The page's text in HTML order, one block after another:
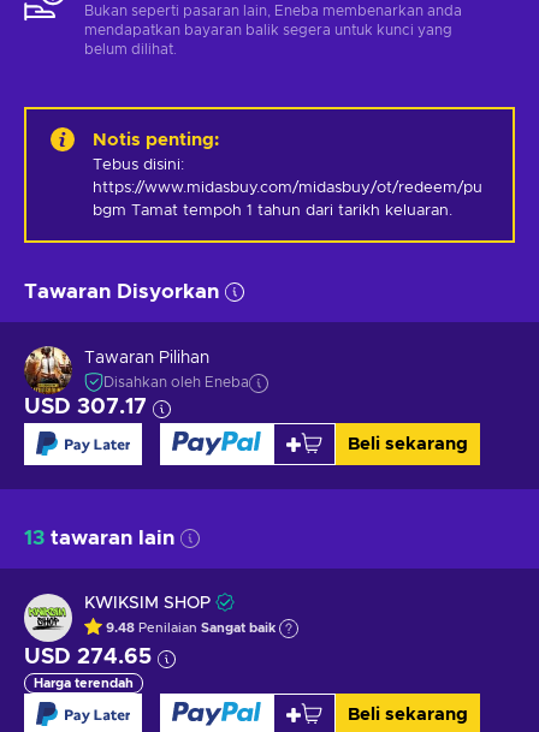
Bukan seperti pasaran lain, Eneba membenarkan anda
mendapatkan bayaran balik segera untuk kunci yang
belum dilihat.
Notis penting:
Tebus disini:
https://www.midasbuy.com/midasbuy/ot/redeem/pu
bgm Tamat tempoh 1 tahun dari tarikh keluaran.
Tawaran Disyorkan
Tawaran Pilihan
Disahkan oleh Eneba
USD 307.17
Beli sekarang
13 tawaran lain
KWIKSIM SHOP
9.48 Penilaian Sangat baik
USD 274.65
Harga terendah
Beli sekarang